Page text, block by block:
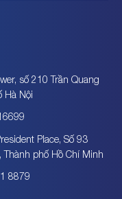
số 210 Trần Quang
Hà Nội
Place, Số 93
phố Hồ Chí Minh
8879